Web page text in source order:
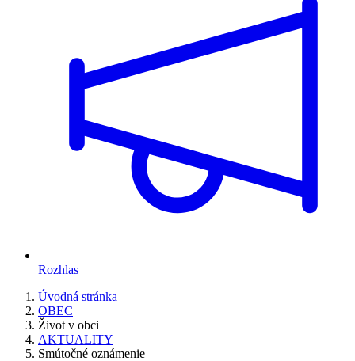
Rozhlas
Úvodná stránka
OBEC
Život v obci
AKTUALITY
Smútočné oznámenie